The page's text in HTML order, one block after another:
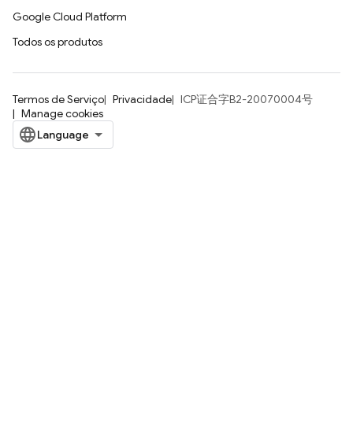
Google Cloud Platform
Todos os produtos
Termos de Serviço Privacidade
ICP证合字B2-20070004号
Manage cookies